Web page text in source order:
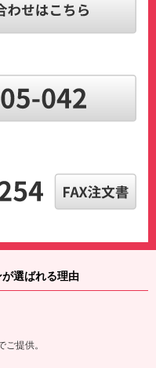
選ばれる理由
提供。